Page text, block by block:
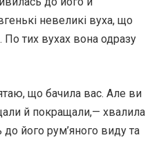
невеликі вуха, що
По тих вухах вона одразу
що бачила вас. Але ви
й покращали,— хвалила
його рум’яного виду та